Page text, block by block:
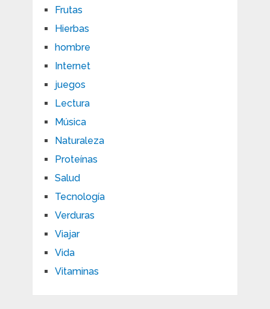
Frutas
Hierbas
hombre
Internet
juegos
Lectura
Música
Naturaleza
Proteínas
Salud
Tecnología
Verduras
Viajar
Vida
Vitaminas